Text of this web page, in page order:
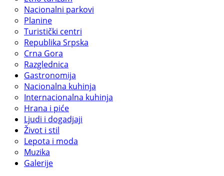
Nacionalni parkovi
Planine
Turistički centri
Republika Srpska
Crna Gora
Razglednica
Gastronomija
Nacionalna kuhinja
Internacionalna kuhinja
Hrana i piće
Ljudi i dogadjaji
Život i stil
Lepota i moda
Muzika
Galerije